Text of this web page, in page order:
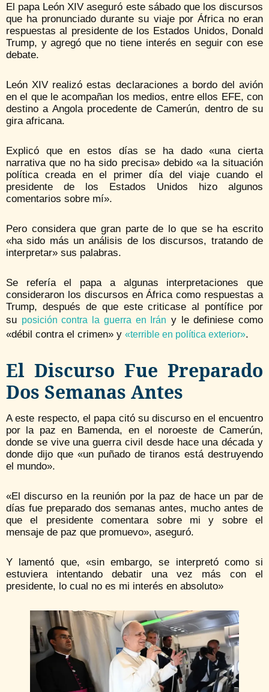
El papa León XIV aseguró este sábado que los discursos
que ha pronunciado durante su viaje por África no eran
respuestas al presidente de los Estados Unidos, Donald
Trump, y agregó que no tiene interés en seguir con ese
debate.
León XIV realizó estas declaraciones a bordo del avión
en el que le acompañan los medios, entre ellos EFE, con
destino a Angola procedente de Camerún, dentro de su
gira africana.
Explicó que en estos días se ha dado «una cierta
narrativa que no ha sido precisa» debido «a la situación
política creada en el primer día del viaje cuando el
presidente de los Estados Unidos hizo algunos
comentarios sobre mí».
Pero considera que gran parte de lo que se ha escrito
«ha sido más un análisis de los discursos, tratando de
interpretar» sus palabras.
Se refería el papa a algunas interpretaciones que
consideraron los discursos en África como respuestas a
Trump, después de que este criticase al pontífice por
su posición contra la guerra en Irán y le definiese como
«débil contra el crimen» y «terrible en política exterior».
El Discurso Fue Preparado
Dos Semanas Antes
A este respecto, el papa citó su discurso en el encuentro
por la paz en Bamenda, en el noroeste de Camerún,
donde se vive una guerra civil desde hace una década y
donde dijo que «un puñado de tiranos está destruyendo
el mundo».
«El discurso en la reunión por la paz de hace un par de
días fue preparado dos semanas antes, mucho antes de
que el presidente comentara sobre mi y sobre el
mensaje de paz que promuevo», aseguró.
Y lamentó que, «sin embargo, se interpretó como si
estuviera intentando debatir una vez más con el
presidente, lo cual no es mi interés en absoluto»